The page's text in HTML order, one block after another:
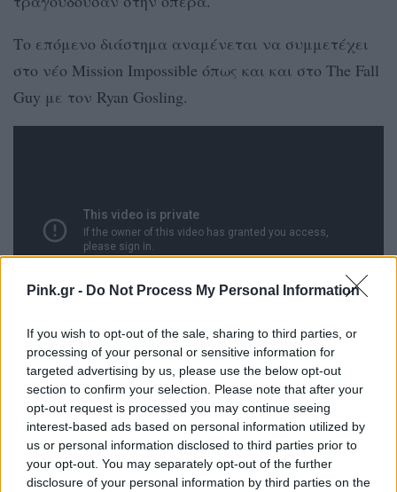
Pink.gr - Do Not Process My Personal Information
If you wish to opt-out of the sale, sharing to third parties, or
processing of your personal or sensitive information for
targeted advertising by us, please use the below opt-out
section to confirm your selection. Please note that after your
opt-out request is processed you may continue seeing
interest-based ads based on personal information utilized by
us or personal information disclosed to third parties prior to
your opt-out. You may separately opt-out of the further
disclosure of your personal information by third parties on the
Το επόμενο διάστημα αναμένεται να συμμετέχει
στο νέο Mission Impossible όπως και και στο The Fall
Guy με τον Ryan Gosling.
[ΠΗΓΗ]
ΔΙΑΦΗΜΙΣΗ